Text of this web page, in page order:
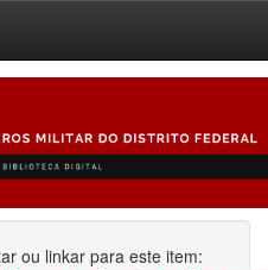
ou linkar para este item: